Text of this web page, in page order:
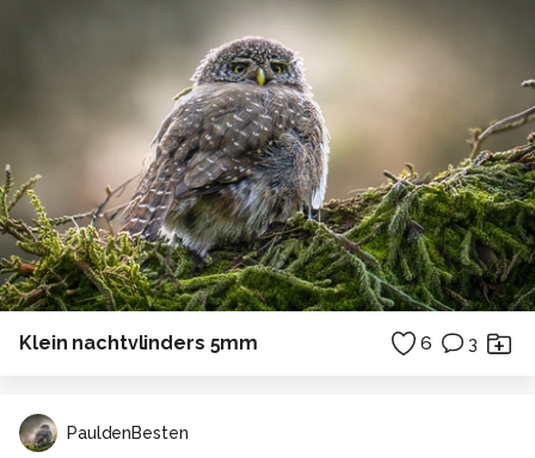
Klein nachtvlinders 5mm 6 3
PauldenBesten